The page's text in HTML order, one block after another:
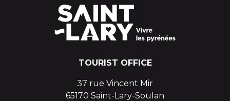
TOURIST OFFICE
37 rue Vincent Mir
65170 Saint-Lary-Soulan